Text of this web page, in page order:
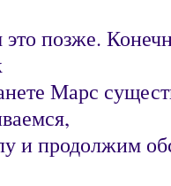
позже.
Марс
и продолжим